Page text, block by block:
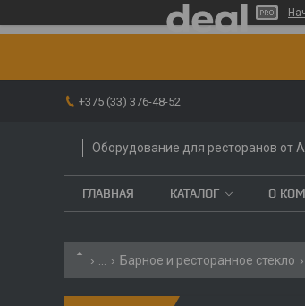
+375 (33) 376-48-52
Оборудование для ресторанов от
ГЛАВНАЯ КАТАЛОГ О
Барное и ресторанное стекло